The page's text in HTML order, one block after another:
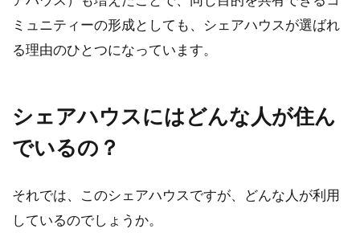
ミュニティーの形成としても、シェアハウスが選ばれ
る理由のひとつになっています。
シェアハウスにはどんな人が住ん
でいるの？
それでは、このシェアハウスですが、どんな人が利用
しているのでしょうか。